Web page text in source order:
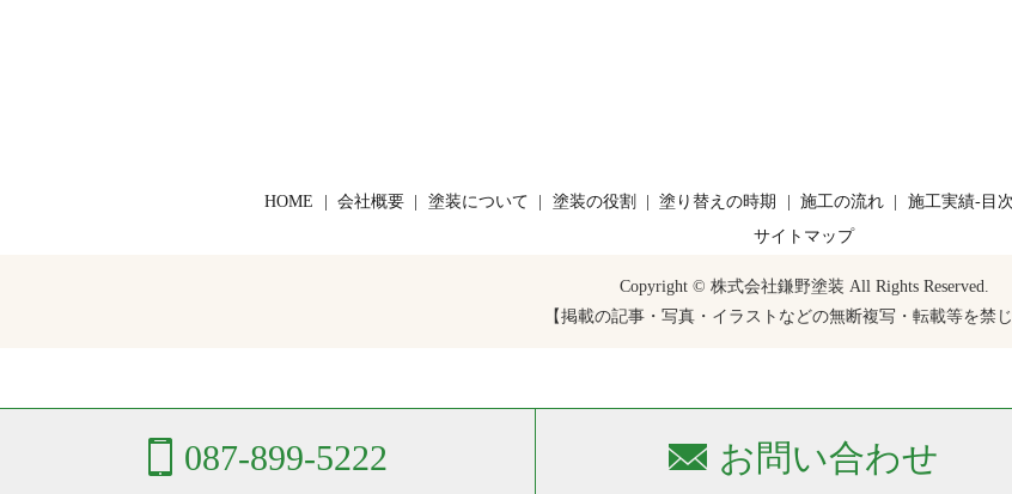
087-899-5222 お問い合わせ
HOME 会社概要 塗装について 塗装の役割 塗り替えの時期 施工の流れ 施工実績-目次
サイトマップ
Copyright © 株式会社鎌野塗装 All Rights Reserved.
【掲載の記事・写真・イラストなどの無断複写・転載等を禁じ